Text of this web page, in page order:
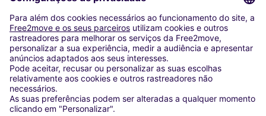
Washington DC
Milan
Rome
Turin
Vienna
Berlin
Cologne
Dusseldorf
Frankfurt